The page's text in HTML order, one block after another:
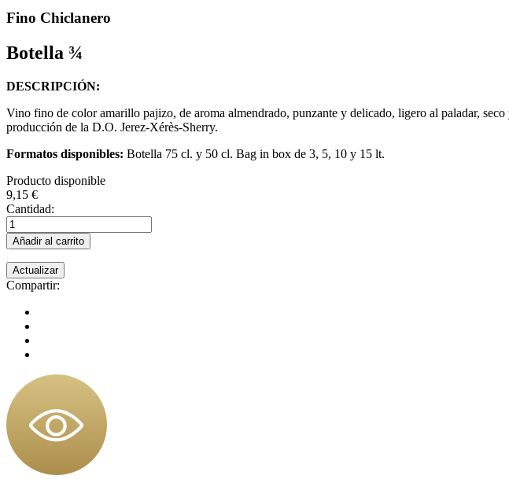
Fino Chiclanero
Botella ¾
DESCRIPCIÓN:
Vino fino de color amarillo pajizo, de aroma almendrado, punzante y delicado, ligero al paladar,
producción de la D.O. Jerez-Xérès-Sherry.
Formatos disponibles: Botella 75 cl. y 50 cl. Bag in box de 3, 5, 10 y 15 lt.
Producto disponible
9,15 €
Cantidad:
Añadir al carrito
Compartir: